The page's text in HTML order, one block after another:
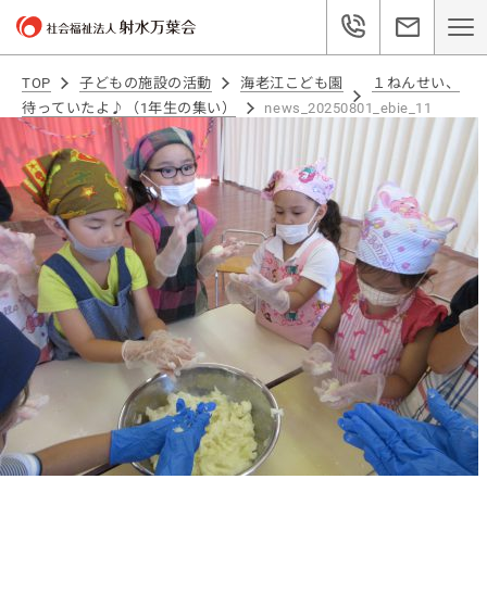
TOP 子どもの施設の活動 海老江こども園
１ねんせい、
待っていたよ♪（1年生の集い）
news_20250801_ebie_11